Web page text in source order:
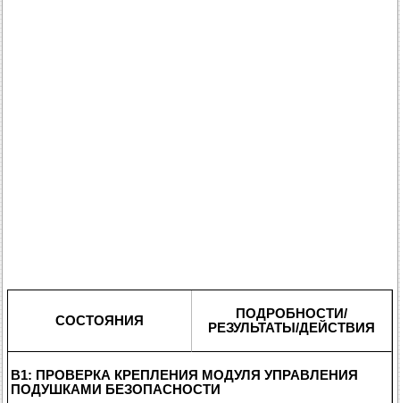
СОСТОЯНИЯ
ПОДРОБНОСТИ/
РЕЗУЛЬТАТЫ/ДЕЙСТВИЯ
B1: ПРОВЕРКА КРЕПЛЕНИЯ МОДУЛЯ УПРАВЛЕНИЯ
ПОДУШКАМИ БЕЗОПАСНОСТИ